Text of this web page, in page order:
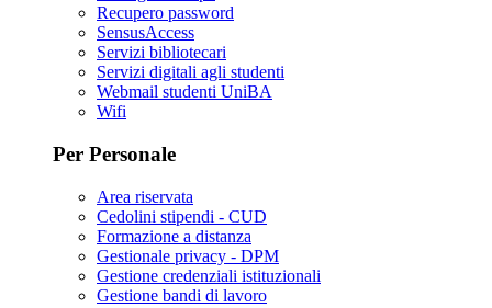
Recupero password
SensusAccess
Servizi bibliotecari
Servizi digitali agli studenti
Webmail studenti UniBA
Wifi
Per Personale
Area riservata
Cedolini stipendi - CUD
Formazione a distanza
Gestionale privacy - DPM
Gestione credenziali istituzionali
Gestione bandi di lavoro